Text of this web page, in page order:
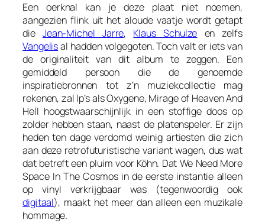
Een oerknal kan je deze plaat niet noemen,
aangezien flink uit het aloude vaatje wordt getapt
die Jean-Michel Jarre, Klaus Schulze en zelfs
Vangelisal hadden volgegoten. Toch valt er iets van
de originaliteit van dit album te zeggen. Een
gemiddeld persoon die de genoemde
inspiratiebronnen tot z’n muziekcollectie mag
rekenen, zal lp’s alsOxygene, Mirageof Heaven And
Hell hoogstwaarschijnlijk in een stoffige doos op
zolder hebben staan, naast de platenspeler. Er zijn
heden ten dage verdomd weinig artiesten die zich
aan deze retrofuturistische variant wagen, dus wat
dat betreft een pluim voor Köhn. Dat We Need More
Space In The Cosmosin de eerste instantie alleen
op vinyl verkrijgbaar was (tegenwoordig ook
digitaal), maakt het meer dan alleen een muzikale
hommage.